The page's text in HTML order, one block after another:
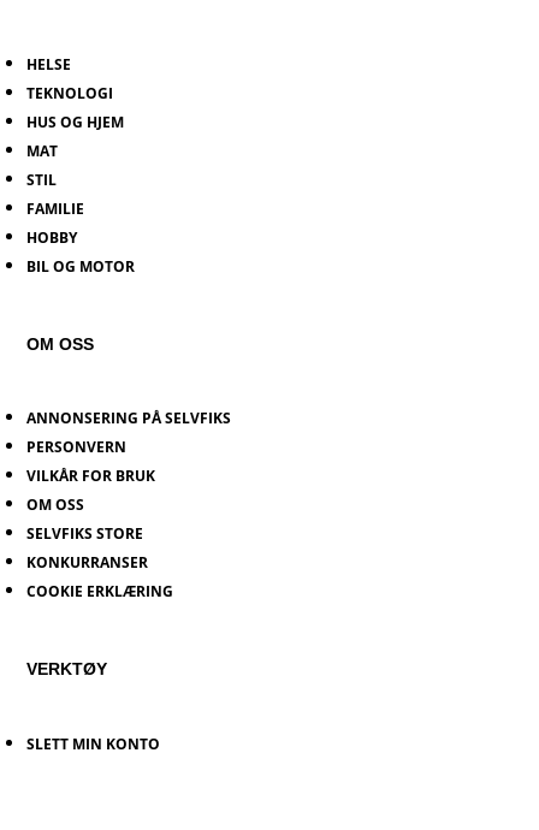
HELSE
TEKNOLOGI
HUS OG HJEM
MAT
STIL
FAMILIE
HOBBY
BIL OG MOTOR
OM OSS
ANNONSERING PÅ SELVFIKS
PERSONVERN
VILKÅR FOR BRUK
OM OSS
SELVFIKS STORE
KONKURRANSER
COOKIE ERKLÆRING
VERKTØY
SLETT MIN KONTO